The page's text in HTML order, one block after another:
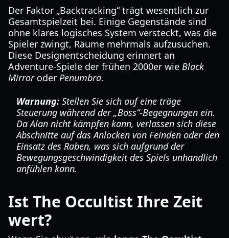
Der Faktor „Backtracking“ trägt wesentlich zur
Gesamtspielzeit bei. Einige Gegenstände sind
ohne klares logisches System versteckt, was die
Spieler zwingt, Räume mehrmals aufzusuchen.
Diese Designentscheidung erinnert an
Adventure-Spiele der frühen 2000er wie Black
Mirroroder Penumbra.
Warnung: Stellen Sie sich auf eine träge
Steuerung während der „Boss“-Begegnungen ein.
Da Alan nicht kämpfen kann, verlassen sich diese
Abschnitte auf das Anlocken von Feinden oder den
Einsatz des Raben, was sich aufgrund der
Bewegungsgeschwindigkeit des Spiels unhandlich
anfühlen kann.
Ist The Occultist Ihre Zeit
wert?